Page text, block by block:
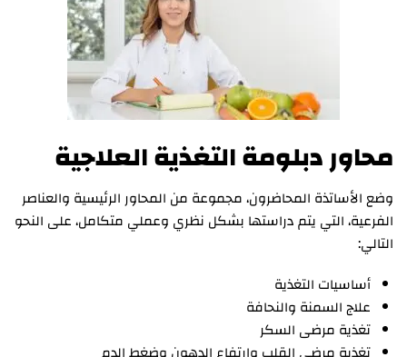
محاور دبلومة التغذية العلاجية
وضع الأساتذة المحاضرون، مجموعة من المحاور الرئيسية والعناصر
الفرعية، التي يتم دراستها بشكل نظري وعملي متكامل، على النحو
التالي:
أساسيات التغذية
علاج السمنة والنحافة
تغذية مرضى السكر